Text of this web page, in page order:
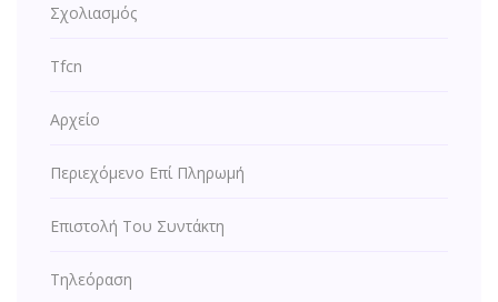
Σχολιασμός
Tfcn
Αρχείο
Περιεχόμενο Επί Πληρωμή
Επιστολή Του Συντάκτη
Τηλεόραση